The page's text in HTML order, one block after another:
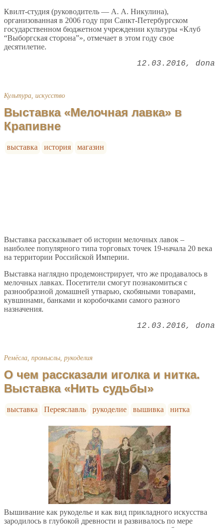
Квилт-студия (руководитель — А. А. Никулина),
организованная в 2006 году при Санкт-Петербургском
государственном бюджетном учреждении культуры «Клуб
“Выборгская сторона”», отмечает в этом году свое
десятилетие.
12.03.2016 dona
Культура, искусство
Выставка «Мелочная лавка» в
Крапивне
выставка история магазин
Выставка рассказывает об истории мелочных лавок –
наиболее популярного типа торговых точек 19-начала 20 века
на территории Российской Империи.
Выставка наглядно продемонстрирует, что же продавалось в
мелочных лавках. Посетители смогут познакомиться с
разнообразной домашней утварью, скобяными товарами,
кувшинами, банками и коробочками самого разного
назначения.
12.03.2016 dona
Ремёсла, промыслы, рукоделия
О чем рассказали иголка и нитка.
Выставка «Нить судьбы»
выставка Переяславль рукоделие вышивка нитка
Вышивание как рукоделье и как вид прикладного искусства
зародилось в глубокой древности и развивалось по мере